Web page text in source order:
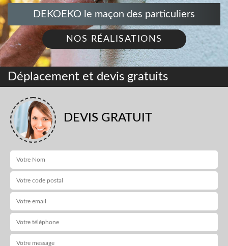
DEKOEKO le maçon des particuliers
NOS RÉALISATIONS
Déplacement et devis gratuits
DEVIS GRATUIT